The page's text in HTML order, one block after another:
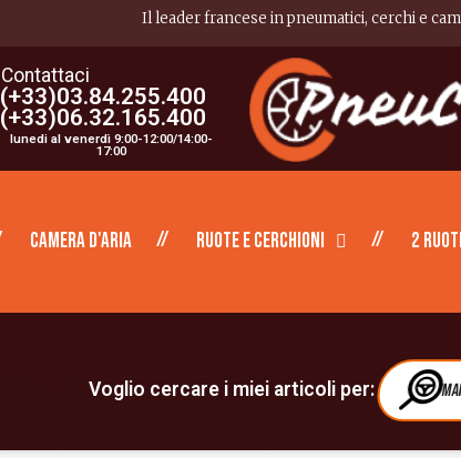
Il leader francese in pneumatici, cerchi e
Contattaci
(+33)03.84.255.400
(+33)06.32.165.400
lunedi al venerdì 9:00-12:00/14:00-
17:00
Camera d'aria Ruote e cerchioni 2
Voglio cercare i miei articoli per: